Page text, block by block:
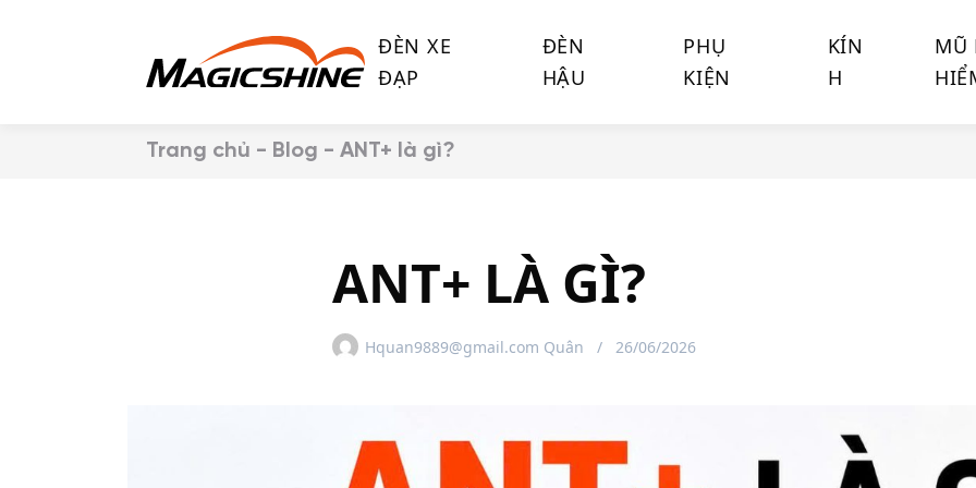
ĐÈN XE
ĐẠP
ĐÈN
HẬU
PHỤ
KIỆN
KÍN
H
MŨ
Trang chủ - Blog - ANT+ là gì?
ANT+ LÀ GÌ?
Hquan9889@gmail.com Quân 26/06/2026